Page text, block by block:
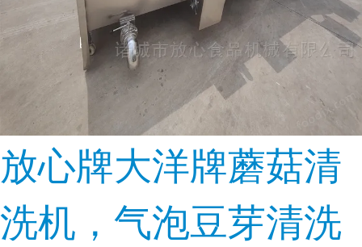
放心牌大洋牌蘑菇清
洗机，气泡豆芽清洗